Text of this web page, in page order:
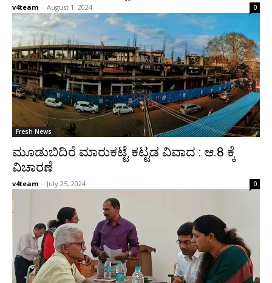
v4team - August 1, 2024 0
Fresh News
ಮೂಡುಬಿದಿರೆ ಮಾರುಕಟ್ಟೆ ಕಟ್ಟಡ ವಿವಾದ : ಆ.8 ಕ್ಕೆ
ವಿಚಾರಣೆ
v4team - July 25, 2024 0